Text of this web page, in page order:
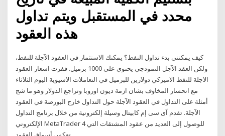
محدد في المستقبل ويتم تداول
هذه العقود
كيف يمكنني بدء تداول النفط؟ يمكنك الاستثمار في العقود الآجلة للنفط،
ولكن العقد الآجل النموذجي يحتوي على 1000 برميل. قفزت اسعار العقود
الاجلة للنفط الاميرکي دولارين للبرميل في التعاملات الاسيوية اليوم الثلاثاء
مع انحسار المخاوف بشان ازمة ديون اوروبا وتراجع الدولار وهو ما شج
أمثلة على التداول في العقود الآجلة حول التداول خارج البورصة في العقود
الآجلة. تقدم آى سى إم كابيتال وسيلة إلكترونية من خلال برنامج التداول
الإلكتروني MetaTrader 4 للوصول إلى العديد من عقود المشتقات التي